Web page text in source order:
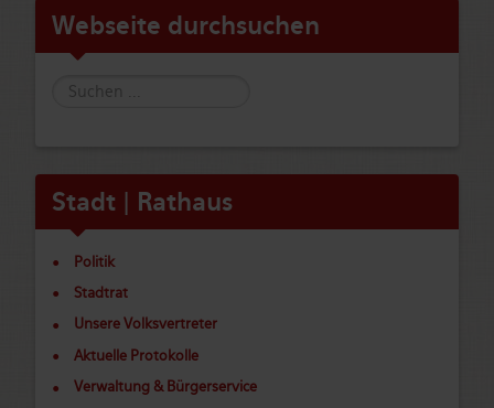
Webseite durchsuchen
Suche
Stadt | Rathaus
Politik
Stadtrat
Unsere Volksvertreter
Aktuelle Protokolle
Verwaltung & Bürgerservice